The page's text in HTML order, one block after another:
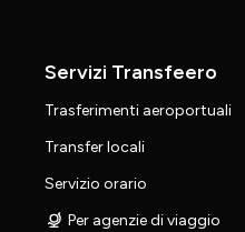
Servizi Transfeero
Trasferimenti aeroportuali
Transfer locali
Servizio orario
Per agenzie di viaggio